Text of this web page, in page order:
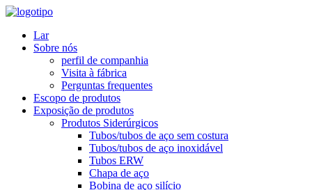
Lar
Sobre nós
perfil de companhia
Visita à fábrica
Perguntas frequentes
Escopo de produtos
Exposição de produtos
Produtos Siderúrgicos
Tubos/tubos de aço sem costura
Tubos/tubos de aço inoxidável
Tubos ERW
Chapa de aço
Bobina de aço silício